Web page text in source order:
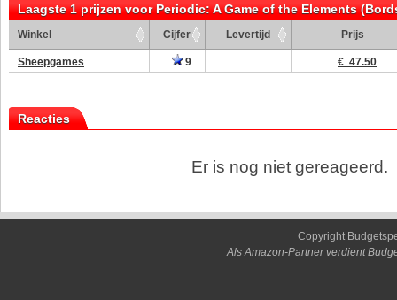
Laagste 1 prijzen voor Periodic: A Game of the Elements
Winkel Cijfer Levertijd Prijs
Sheepgames 9 € 47.50
Reacties
Er is nog niet gereageerd.
Copyright
Als Amazon-Partner verdient